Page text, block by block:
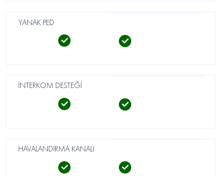
YANAK PED
İNTERKOM DESTEĞİ
HAVALANDIRMA KANALI